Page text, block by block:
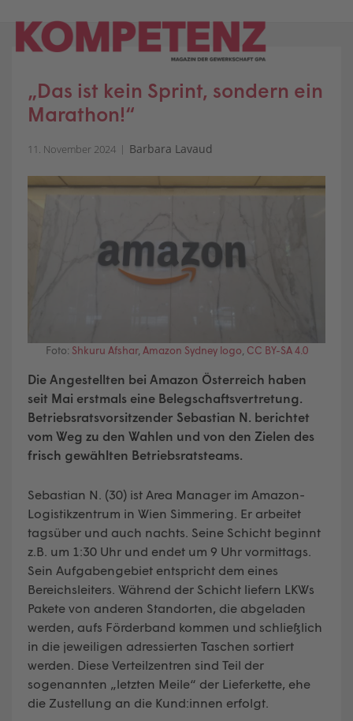
content
„Das ist kein Sprint, sondern ein
Marathon!“
11. November 2024 Barbara Lavaud
Foto: Shkuru Afshar, Amazon Sydney logo CC BY-SA 4.0
Die Angestellten bei Amazon Österreich haben
seit Mai erstmals eine Belegschaftsvertretung.
Betriebsratsvorsitzender Sebastian N. berichtet
vom Weg zu den Wahlen und von den Zielen des
frisch gewählten Betriebsratsteams.
Sebastian N. (30) ist Area Manager im Amazon-
Logistikzentrum in Wien Simmering. Er arbeitet
tagsüber und auch nachts. Seine Schicht beginnt
z.B. um 1:30 Uhr und endet um 9 Uhr vormittags.
Sein Aufgabengebiet entspricht dem eines
Bereichsleiters. Während der Schicht liefern LKWs
Pakete von anderen Standorten, die abgeladen
werden, aufs Förderband kommen und schließlich
in die jeweiligen adressierten Taschen sortiert
werden. Diese Verteilzentren sind Teil der
sogenannten „letzten Meile“ der Lieferkette, ehe
die Zustellung an die Kund:innen erfolgt.